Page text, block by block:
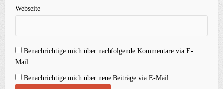
Webseite
Benachrichtige mich über nachfolgende Kommentare via E-
Mail.
Benachrichtige mich über neue Beiträge via E-Mail.